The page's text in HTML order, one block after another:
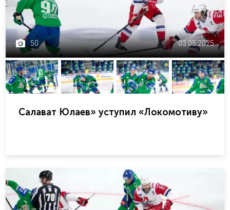
50 03.05.2025
Салават Юлаев» уступил «Локомотиву»